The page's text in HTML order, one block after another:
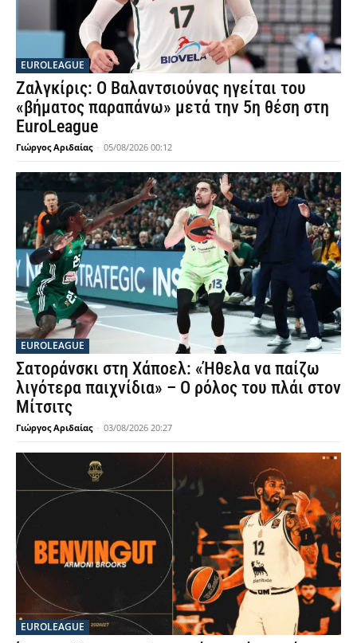
EUROLEAGUE
Ζαλγκίρις: Ο Βαλαντσιούνας ηγείται του
«βήματος παραπάνω» μετά την 5η θέση στη
EuroLeague
Γιώργος Αριδαίας - 05/08/2026 00:12
EUROLEAGUE
Σατοράνσκι στη Χάποελ: «Ήθελα να παίζω
λιγότερα παιχνίδια» – Ο ρόλος του πλάι στον
Μίτσιτς
Γιώργος Αριδαίας - 03/08/2026 20:27
EUROLEAGUE